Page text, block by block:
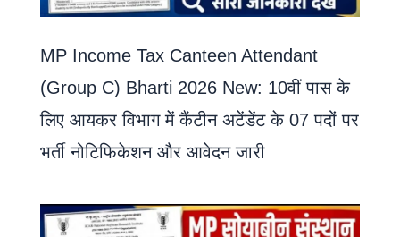
MP Income Tax Canteen Attendant
(Group C) Bharti 2026 New: 10वीं पास के
लिए आयकर विभाग में कैंटीन अटेंडेंट के 07 पदों पर
भर्ती नोटिफिकेशन और आवेदन जारी